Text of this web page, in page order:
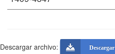
Descargar archivo: Descargar